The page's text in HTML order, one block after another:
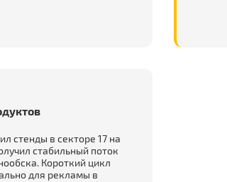
стенды в секторе 17 на
стабильный поток
Короткий цикл
для рекламы в